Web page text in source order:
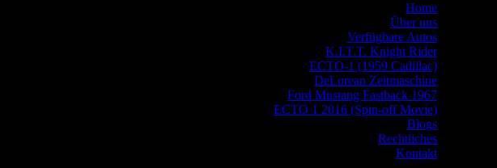
Home
Über uns
Verfügbare Autos
K.I.T.T. Knight Rider
ECTO-1 (1959 Cadillac)
DeLorean Zeitmaschine
Ford Mustang Fastback 1967
ECTO 1 2016 (Spin-off Movie)
Blogs
Rechtliches
Kontakt